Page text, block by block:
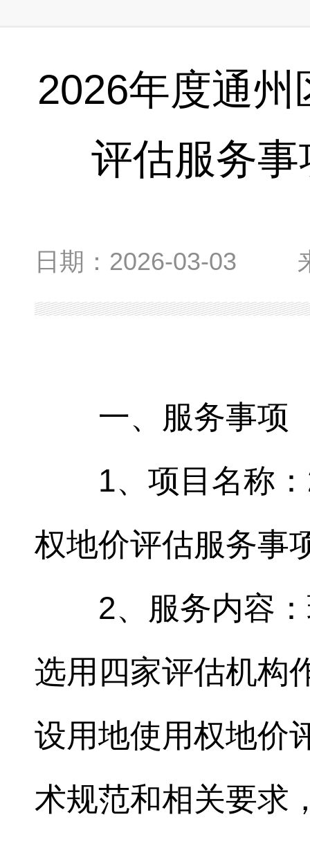
2026年度通
评估服务
日期： 2026-03-03
一、服务事项
1、项目名称
权地价评估服务事
2、服务内容
选用四家评估机构
设用地使用权地价
术规范和相关要求